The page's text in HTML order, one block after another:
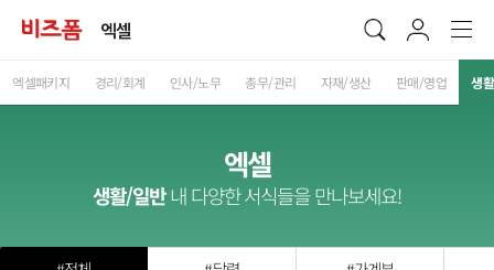
엑셀
엑셀패키지 경리/회계 인사/노무 총무/관리 자재/생산 판매/영업 생
엑셀
생활/일반내 다양한 서식들을 만나보세요!